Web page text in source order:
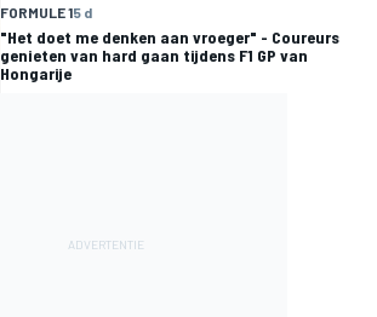
FORMULE 15 d
"Het doet me denken aan vroeger" - Coureurs
genieten van hard gaan tijdens F1 GP van
Hongarije